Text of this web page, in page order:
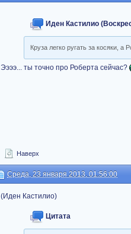
Иден Кастилио
Круза легко ругать за косяки,
Ээээ... ты точно про Роберта сейчас?
Наверх
Среда, 23 января 2013, 01:56:00
(Иден Кастилио)
Цитата